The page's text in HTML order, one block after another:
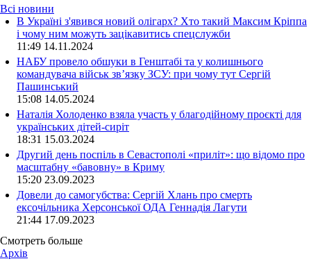
Всі новини
В Україні з'явився новий олігарх? Хто такий Максим Кріппа
і чому ним можуть зацікавитись спецслужби
11:49 14.11.2024
НАБУ провело обшуки в Генштабі та у колишнього
командувача військ зв’язку ЗСУ: при чому тут Сергій
Пашинський
15:08 14.05.2024
Наталія Холоденко взяла участь у благодійному проєкті для
українських дітей-сиріт
18:31 15.03.2024
Другий день поспіль в Севастополі «приліт»: що відомо про
масштабну «бавовну» в Криму
15:20 23.09.2023
Довели до самогубства: Сергій Хлань про смерть
ексочільника Херсонської ОДА Геннадія Лагути
21:44 17.09.2023
Смотреть больше
Архів